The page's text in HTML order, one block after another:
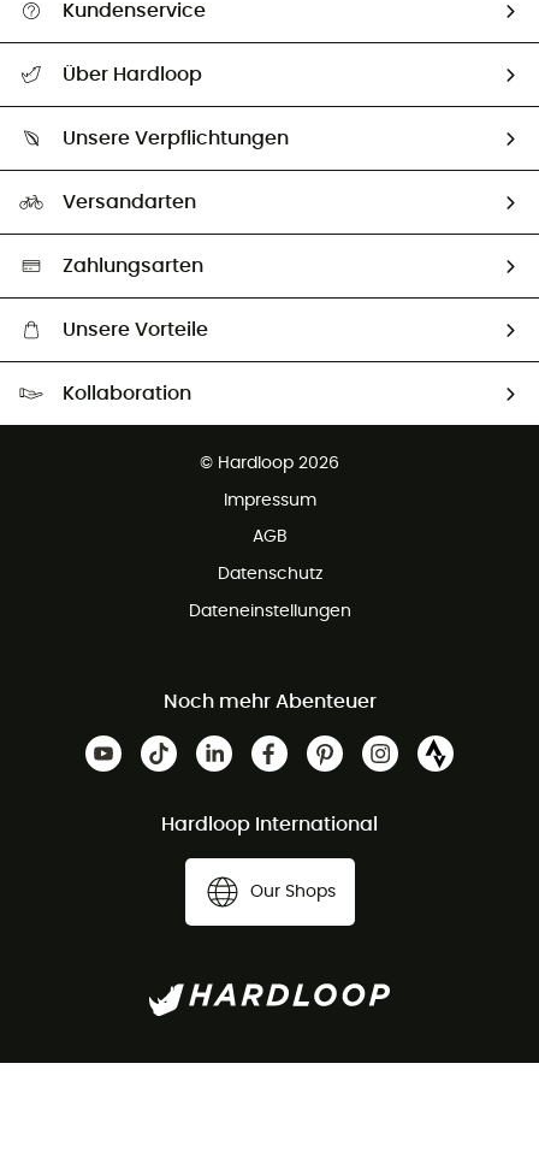
Kundenservice
Größentabelle
Vertrag widerrufen
Über Hardloop
Unsere Botschafter
Unsere Verpflichtungen
Auswahl an nachhaltigen Produkten
Versandarten
Zahlungsarten
Unsere Vorteile
Kollaboration
© Hardloop 2026
Impressum
AGB
Datenschutz
Dateneinstellungen
Noch mehr Abenteuer
Hardloop International
Our Shops